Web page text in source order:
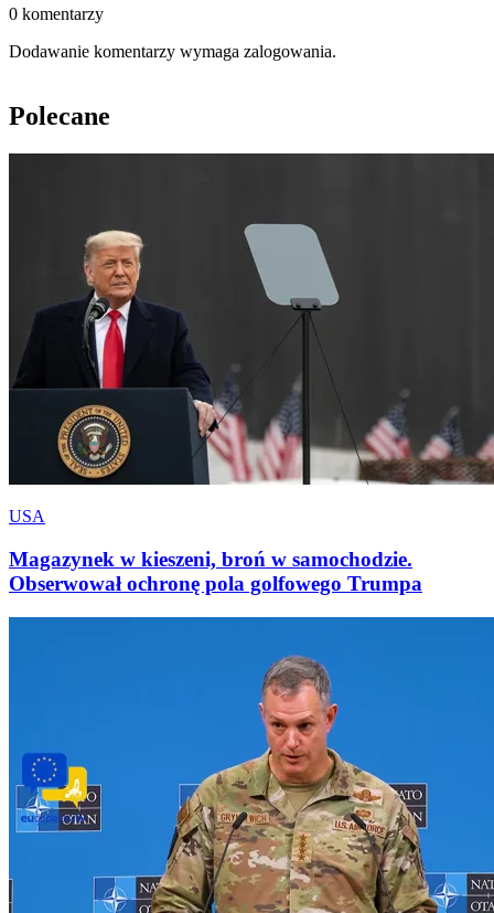
0 komentarzy
Dodawanie komentarzy wymaga zalogowania.
Polecane
USA
Magazynek w kieszeni, broń w samochodzie.
Obserwował ochronę pola golfowego Trumpa